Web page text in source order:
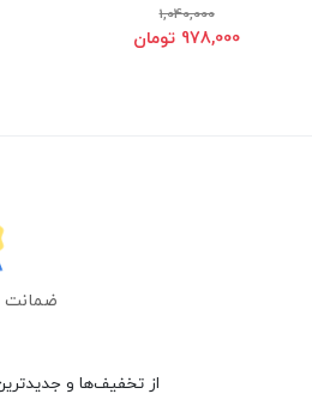
1,040,000
978,000 تومان
ضمانت
از تخفیف‌ها و